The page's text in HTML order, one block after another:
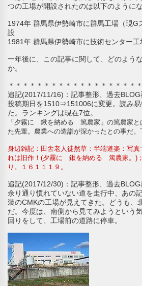
つの工場が開設されたのは以下のようにな
1974年 群馬県伊勢崎市に群馬工場（現G
設
1981年 群馬県伊勢崎市に技術センター工
一年後に、この記事に関して、どのよう
か。
＊＊＊＊＊＊＊＊＊＊＊＊＊＊＊＊＊＊
追記(2017/11/16)：記事整形、過去
投稿期日を1510⇒151006に変更。読み易
た。ランキングは現在7位。
「夕霧に 鍬を納める 篤農家」の篤農家と
た先輩。農業への造詣が深かったとの事だ。
身辺雑記：田舎老人徒然草：半端道楽：写真
れは旧作！(夕霧に 鍬を納める 篤農家。)
り。１６１１１９。
追記(2017/12/30)：記事整形、過去
余り通り慣れていない道を走行中、あの
装のCMKの工場が見えてきた。どうも、
だ。今度は、南側から見てみようという
回りをして、工場前の道路に停車。